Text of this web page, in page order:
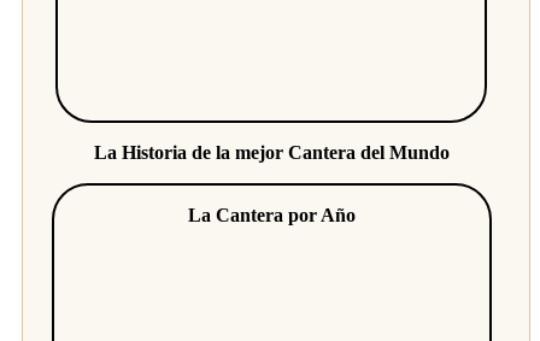
La Historia de la mejor Cantera del Mundo
La Cantera por Año